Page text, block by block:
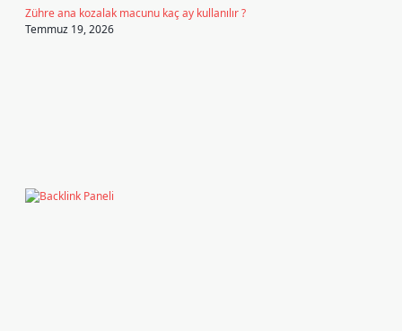
Zühre ana kozalak macunu kaç ay kullanılır ?
Temmuz 19, 2026